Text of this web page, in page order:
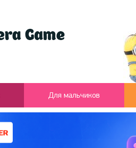
Для мальчиков